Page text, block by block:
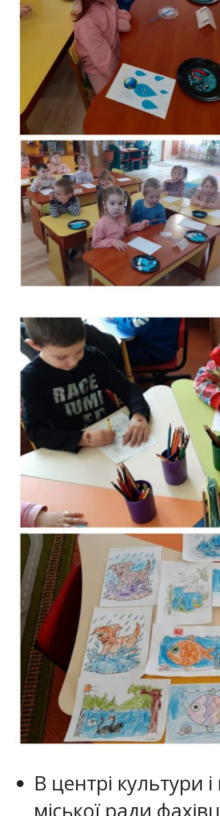
В центрі культури
міської ради